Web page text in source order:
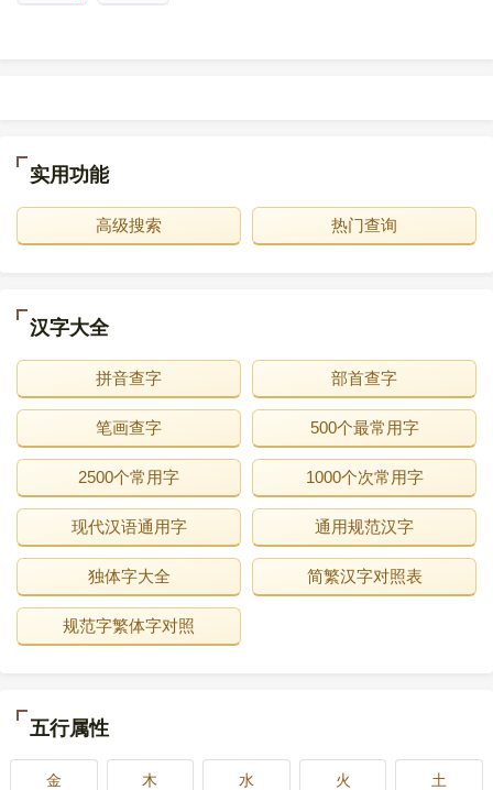
实用功能
高级搜索 热门查询
汉字大全
拼音查字 部首查字
笔画查字 500个最常用字
2500个常用字 1000个次常用字
现代汉语通用字 通用规范汉字
独体字大全 简繁汉字对照表
规范字繁体字对照
五行属性
金 木 水 火 土